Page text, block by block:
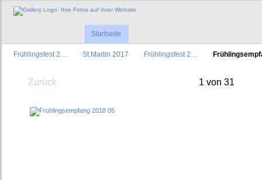
Startseite
Frühlingsfest 2… St.Martin 2017 Frühlingsfest 2…
Zurück 1 von 31